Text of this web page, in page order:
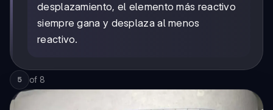
desplazamiento, el elemento más reactivo
siempre gana y desplaza al menos
reactivo.
5 of 8